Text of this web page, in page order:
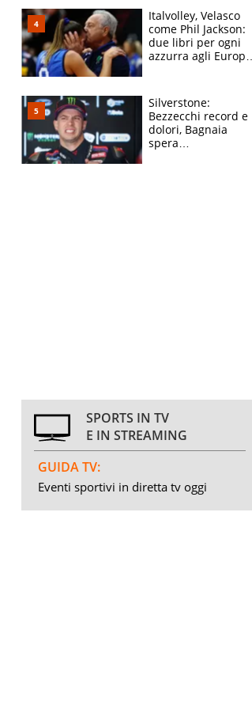
sfondo
Italvolley, Velasco
come Phil Jackson:
due libri per ogni
azzurra agli Europei.
Silverstone:
Bezzecchi record e
dolori, Bagnaia
spera
SPORTS IN TV
E IN STREAMING
GUIDA TV:
Eventi sportivi in diretta tv oggi